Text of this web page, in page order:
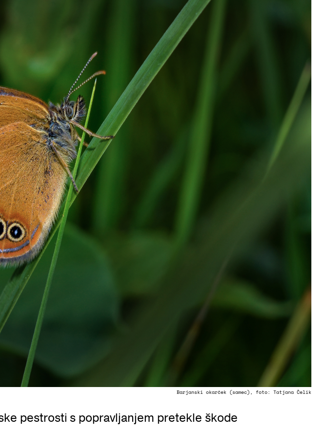
Barjanski okarček (samec), foto: Tatjana Čelik
pestrosti s popravljanjem pretekle škode